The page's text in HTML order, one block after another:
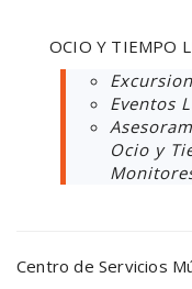
OCIO Y TIEMPO
Eventos
Ocio y
Centro de Servicios